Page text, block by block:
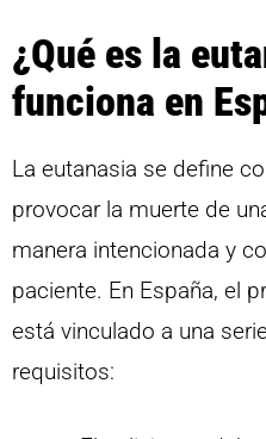
¿Qué es la
funciona en
La eutanasia se define
provocar la muerte de
manera intencionada y
paciente. En España, el
está vinculado a una
requisitos: